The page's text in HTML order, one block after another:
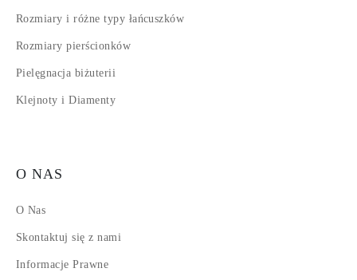
Rozmiary i różne typy łańcuszków
Rozmiary pierścionków
Pielęgnacja biżuterii
Klejnoty i Diamenty
O NAS
O Nas
Skontaktuj się z nami
Informacje Prawne